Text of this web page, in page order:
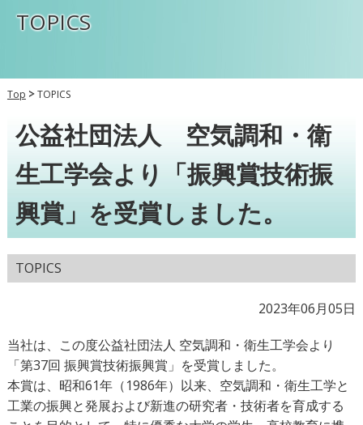
TOPICS
Top TOPICS
公益社団法人 空気調和・衛
生工学会より「振興賞技術振
興賞」を受賞しました。
TOPICS
2023年06月05日
当社は、この度公益社団法人 空気調和・衛生工学会より
「第37回 振興賞技術振興賞」を受賞しました。
本賞は、昭和61年（1986年）以来、空気調和・衛生工学と
工業の振興と発展および新進の研究者・技術者を育成する